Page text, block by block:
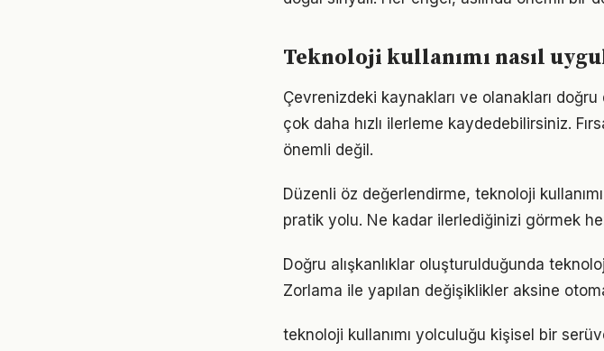
Teknoloji kullanımı nasıl
Çevrenizdeki kaynakları ve olanakları
çok daha hızlı ilerleme kaydedebilirsiniz.
önemli değil.
Düzenli öz değerlendirme, teknoloji
pratik yolu. Ne kadar ilerlediğinizi görmek
Doğru alışkanlıklar oluşturulduğunda
Zorlama ile yapılan değişiklikler aksine
teknoloji kullanımı yolculuğu kişisel bir